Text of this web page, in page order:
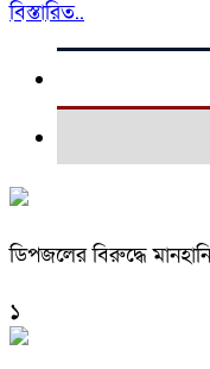
বিস্তারিত..
ডিপজলের বিরুদ্ধে
১